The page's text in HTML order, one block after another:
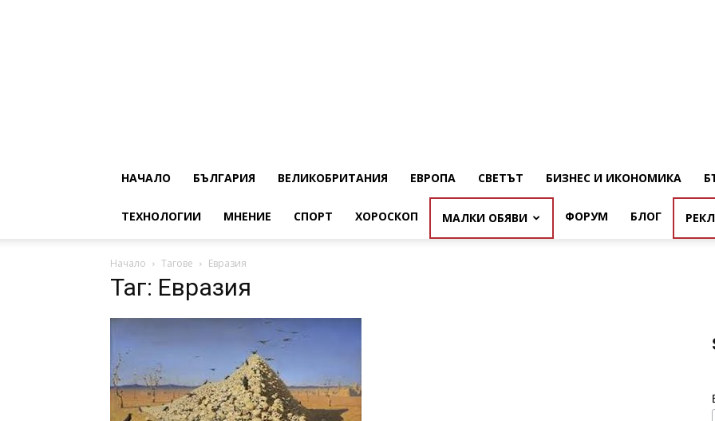
НАЧАЛО БЪЛГАРИЯ ВЕЛИКОБРИТАНИЯ ЕВРОПА СВЕТЪТ БИЗНЕС И ИКОНОМИКА
ТЕХНОЛОГИИ МНЕНИЕ СПОРТ ХОРОСКОП МАЛКИ ОБЯВИ ФОРУМ БЛОГ
Начало Тагове Евразия
Таг: Евразия